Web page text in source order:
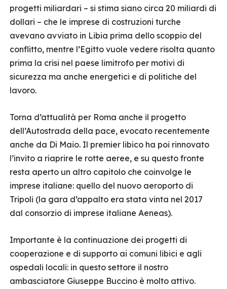
progetti miliardari – si stima siano circa 20 miliardi di
dollari – che le imprese di costruzioni turche
avevano avviato in Libia prima dello scoppio del
conflitto, mentre l’Egitto vuole vedere risolta quanto
prima la crisi nel paese limitrofo per motivi di
sicurezza ma anche energetici e di politiche del
lavoro.
Torna d’attualità per Roma anche il progetto
dell’Autostrada della pace, evocato recentemente
anche da Di Maio. Il premier libico ha poi rinnovato
l’invito a riaprire le rotte aeree, e su questo fronte
resta aperto un altro capitolo che coinvolge le
imprese italiane: quello del nuovo aeroporto di
Tripoli (la gara d’appalto era stata vinta nel 2017
dal consorzio di imprese italiane Aeneas).
Importante è la continuazione dei progetti di
cooperazione e di supporto ai comuni libici e agli
ospedali locali: in questo settore il nostro
ambasciatore Giuseppe Buccino è molto attivo.